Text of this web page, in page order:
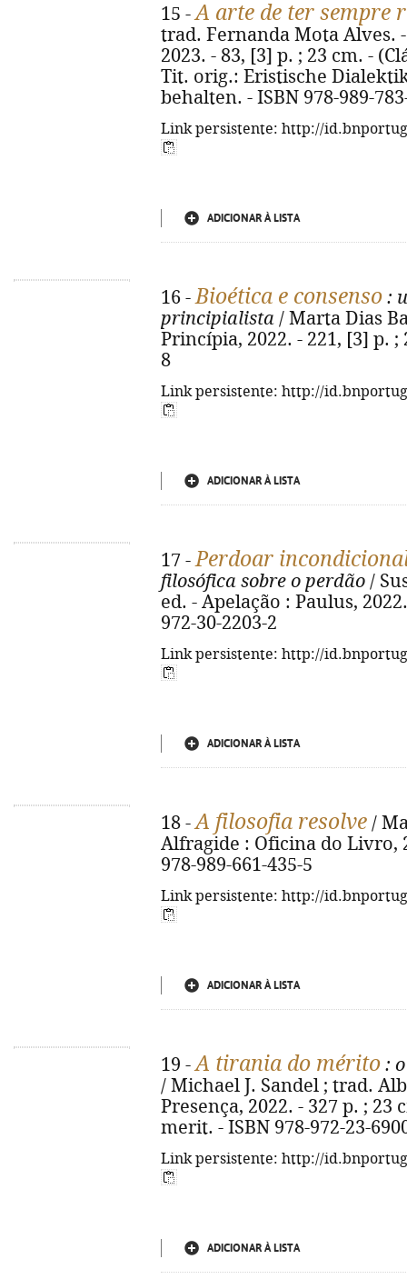
15 -A arte de ter sempre
trad. Fernanda Mota Alves.
2023. - 83, [3] p. ; 23 cm. -
Tit. orig.: Eristische
behalten. - ISBN 978-989-
Link persistente: http://
ADICIONAR À LISTA
16 -Bioética e consenso :
principialista / Marta Dias
Princípia, 2022. - 221, [3] p. ;
8
Link persistente: http://
ADICIONAR À LISTA
17 -Perdoar
filosófica sobre o perdão /
ed. - Apelação : Paulus,
972-30-2203-2
Link persistente: http://
ADICIONAR À LISTA
18 -A filosofia resolve /
Alfragide : Oficina do Livro,
978-989-661-435-5
Link persistente: http://
ADICIONAR À LISTA
19 -A tirania do mérito :
/ Michael J. Sandel ; trad.
Presença, 2022. - 327 p. ;
merit. - ISBN 978-972-23-
Link persistente: http://
ADICIONAR À LISTA